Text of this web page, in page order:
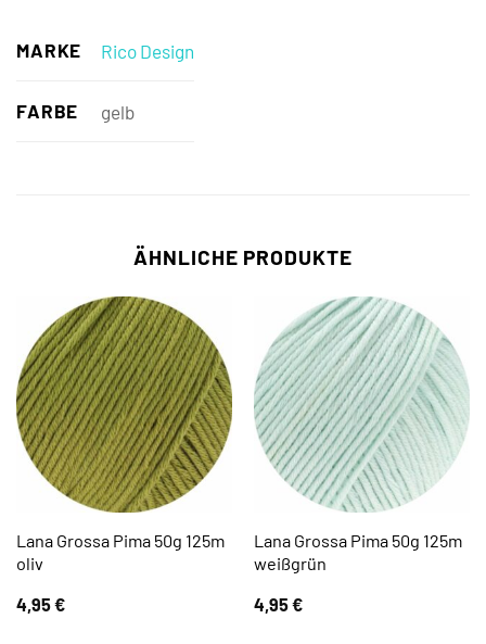
MARKE Rico Design
FARBE gelb
ÄHNLICHE PRODUKTE
Lana Grossa Pima 50g 125m
oliv
4,95€
Lana Grossa Pima 50g 125m
weißgrün
4,95€